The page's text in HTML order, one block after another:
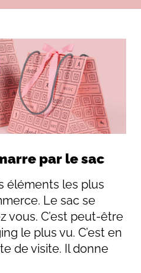
par le sac
éléments les plus
Le sac se
vous. C’est peut-être
le plus vu. C’est en
de visite. Il donne